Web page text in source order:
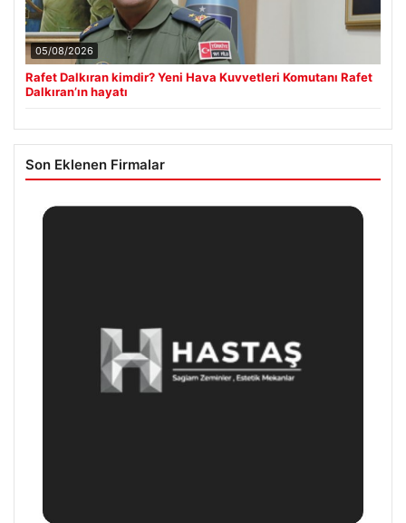
05/08/2026
Rafet Dalkıran kimdir? Yeni Hava Kuvvetleri Komutanı Rafet
Dalkıran’ın hayatı
Son Eklenen Firmalar